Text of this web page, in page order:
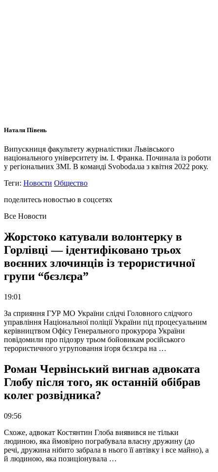
Наталя Півень
Випускниця факультету журналістики Львівського
національного університету ім. І. Франка. Починала із роботи
у регіональних ЗМІ. В команді Svoboda.ua з квітня 2022 року.
Теги: Новости Общество
поделитесь новостью в соцсетях
Все Новости
Жорстоко катували волонтерку в
Горлівці — ідентифіковано трьох
воєнних злочинців із терористичної
групи “бєзлєра”
19:01
За сприяння ГУР МО України слідчі Головного слідчого
управління Національної поліції України під процесуальним
керівництвом Офісу Генерального прокурора України
повідомили про підозру трьом бойовикам російського
терористичного угруповання іґоря бєзлєра на …
Роман Червінський вигнав адвоката
Глобу після того, як останній обібрав
колег розвідника?
09:56
Схоже, адвокат Костянтин Глоба виявився не тільки
людиною, яка ймовірно пограбувала власну дружину (до
речі, дружина нібито забрала в нього її автівку і все майно), а
й людиною, яка позиціонувала …